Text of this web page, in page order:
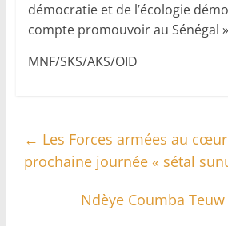
démocratie et de l’écologie
compte promouvoir au Sénégal
MNF/SKS/AKS/OID
← Les Forces armées au
prochaine journée « sétal
Ndèye Coumba Teuw